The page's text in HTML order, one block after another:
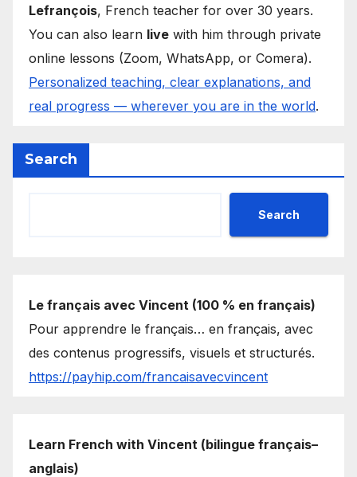
Lefrançois, French teacher for over 30 years.
You can also learn live with him through private
online lessons (Zoom, WhatsApp, or Comera).
Personalized teaching, clear explanations, and
real progress — wherever you are in the world.
Search
Search
Le français avec Vincent (100 % en français)
Pour apprendre le français… en français, avec
des contenus progressifs, visuels et structurés.
https://payhip.com/francaisavecvincent
Learn French with Vincent (bilingue français–
anglais)